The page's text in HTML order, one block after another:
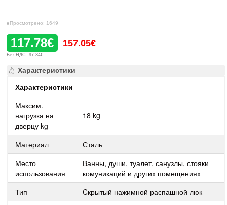
Просмотрено: 1649
117.78€ 157.05€
Без НДС: 97.34€
Характеристики
Характеристики
Максим.
нагрузка на
дверцу kg
18 kg
Материал
Сталь
Место
использования
Ванны, души, туалет, санузлы, стояки
комуникаций и других помещениях
Тип
Cкрытый нажимной распашной люк